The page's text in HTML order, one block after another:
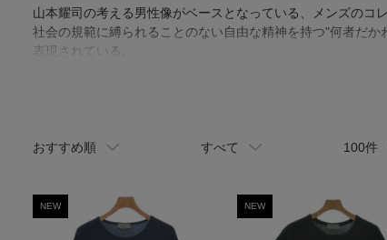
山本耀司の考える男性像がベースとなっている、メンズのコ
社会の規範に縛られることのない自由な精神を持つ"何者だ
表現されている。
おすすめ順 すべて 100件
NEW NEW